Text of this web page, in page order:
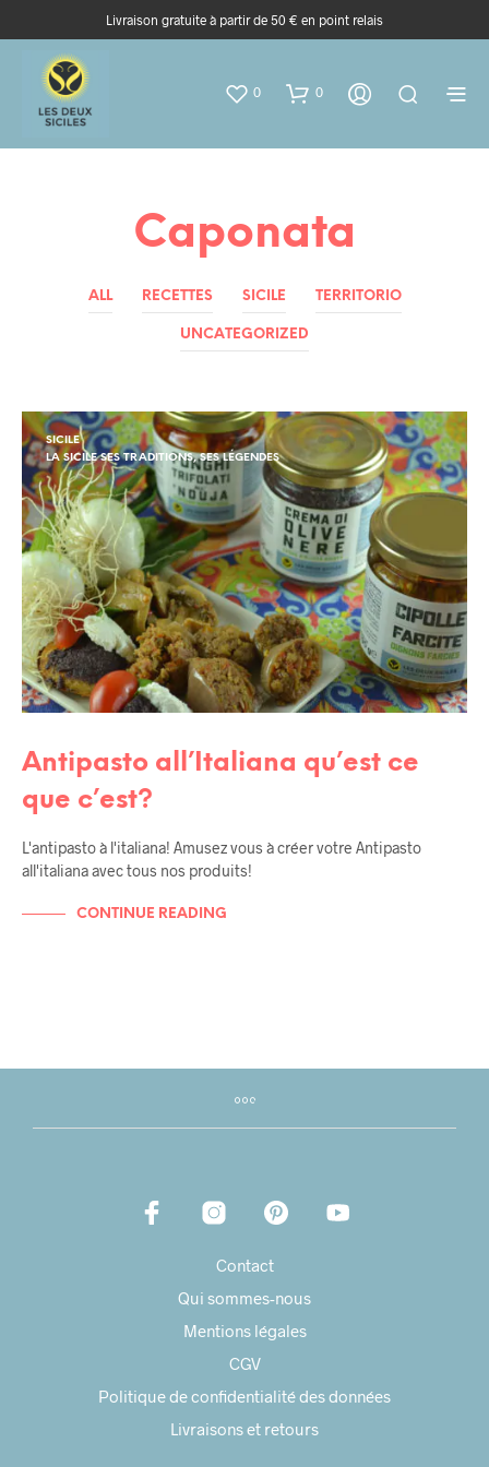
Livraison gratuite à partir de 50 € en point relais
0 0
Caponata
ALL RECETTES SICILE TERRITORIO
UNCATEGORIZED
SICILE
LA SICILE SES TRADITIONS, SES LÉGENDES
Antipasto all’Italiana qu’est ce
que c’est?
L'antipasto à l'italiana! Amusez vous à créer votre Antipasto
all'italiana avec tous nos produits!
CONTINUE READING
Contact
Qui sommes-nous
Mentions légales
CGV
Politique de confidentialité des données
Livraisons et retours